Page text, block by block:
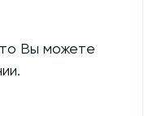
Вы можете